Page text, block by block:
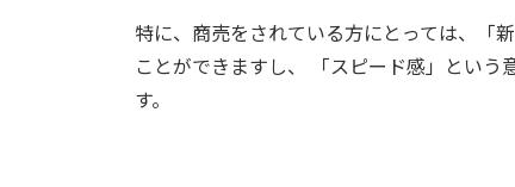
特に、商売をされている方にとっては、「
ことができますし、 「スピード感」とい
す。